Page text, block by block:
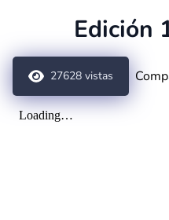
Edición
27628 vistas